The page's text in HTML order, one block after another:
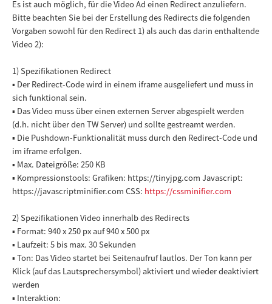
Es ist auch möglich, für die Video Ad einen Redirect anzuliefern.
Bitte beachten Sie bei der Erstellung des Redirects die folgenden
Vorgaben sowohl für den Redirect 1) als auch das darin enthaltende
Video 2):
1) Spezifikationen Redirect
▪ Der Redirect-Code wird in einem iframe ausgeliefert und muss in
sich funktional sein.
▪ Das Video muss über einen externen Server abgespielt werden
(d.h. nicht über den TW Server) und sollte gestreamt werden.
▪ Die Pushdown-Funktionalität muss durch den Redirect-Code und
im iframe erfolgen.
▪ Max. Dateigröße: 250 KB
▪ Kompressionstools: Grafiken: https://tinyjpg.com Javascript:
https://javascriptminifier.com CSS: https://cssminifier.com
2) Spezifikationen Video innerhalb des Redirects
▪ Format: 940 x 250 px auf 940 x 500 px
▪ Laufzeit: 5 bis max. 30 Sekunden
▪ Ton: Das Video startet bei Seitenaufruf lautlos. Der Ton kann per
Klick (auf das Lautsprechersymbol) aktiviert und wieder deaktiviert
werden
▪ Interaktion: